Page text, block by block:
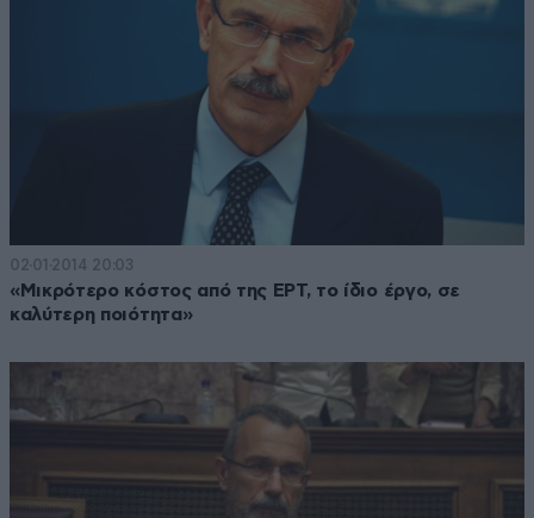
02·01·2014 20:03
«Μικρότερο κόστος από της ΕΡΤ, το ίδιο έργο, σε
καλύτερη ποιότητα»